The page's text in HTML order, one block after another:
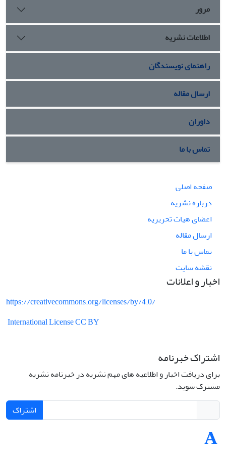
تأکید داشته‌اند. این پژوهش با تکیه بر تحلیل داده‌های مطبوعاتی و بدون
بهره‌گیری از چارچوب‌های نظری بیرونی، تصویری داده‌محور و عینی از روند
تحول بازنمایی شکاف‌های اجتماعی در میدان رسانه‌ای ایران ارائه می‌دهد.
مرور
اطلاعات نشریه
راهنمای نویسندگان
ارسال مقاله
داوران
تماس با ما
صفحه اصلی
درباره نشریه
اعضای هیات تحریریه
ارسال مقاله
تماس با ما
نقشه سایت
اخبار و اعلانات
https://creativecommons.org/licenses/by/4.0/
International License CC BY
اشتراک خبرنامه
برای دریافت اخبار و اطلاعیه های مهم نشریه در خبرنامه نشریه
مشترک شوید.
اشتراک